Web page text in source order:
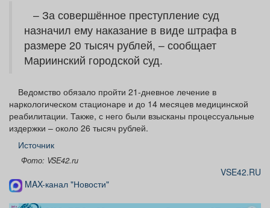
– За совершённое преступление суд
назначил ему наказание в виде штрафа в
размере 20 тысяч рублей, – сообщает
Мариинский городской суд.
Ведомство обязало пройти 21-дневное лечение в
наркологическом стационаре и до 14 месяцев медицинской
реабилитации. Также, с него были взысканы процессуальные
издержки – около 26 тысяч рублей.
Источник
Фото: VSE42.ru
VSE42.RU
MAX-канал "Новости"